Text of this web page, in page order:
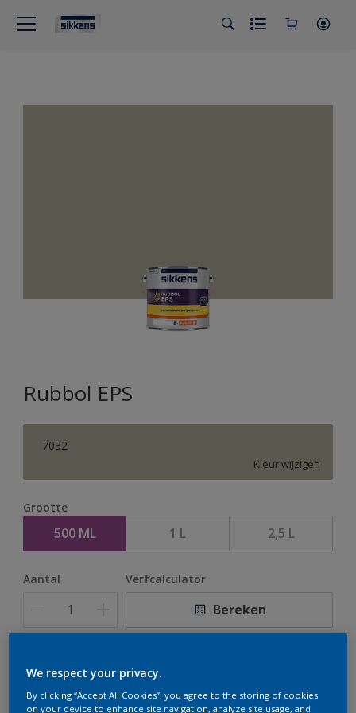
Rubbol EPS
7032
Kleur wijzigen
Grootte
500 ML 1 L 2,5 L
Aantal Verfcalculator
Bereken
Op dit moment is het niet mogelijk dit product online
te bestellen. Houd de website in de gaten, we werken
er hard aan om de voorraad aan te vullen.
We respect your privacy.
By clicking “Accept All Cookies”, you agree to the storing of cookies
on your device to enhance site navigation, analyze site usage, and